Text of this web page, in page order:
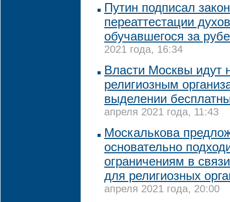
Путин подписал
переаттестации
обучавшегося за
2021 года, 16:34
Власти Москвы идут
религиозным
выделении
апреля 2021 года, 11:43
Москалькова
основательно
ограничениям в
для религиозных
апреля 2021 года, 20:00